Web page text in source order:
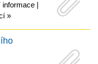
informace |
»